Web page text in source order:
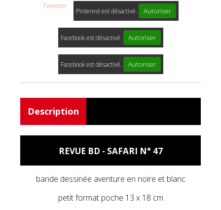
Tweeter
Pinterest est désactivé. Autoriser
Facebook est désactivé. Autoriser
Facebook est désactivé. Autoriser
Description
REVUE BD - SAFARI N° 47
bande dessinée aventure en noire et blanc
petit format poche 13 x 18 cm